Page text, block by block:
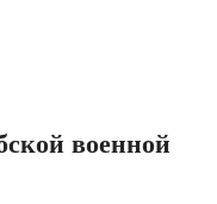
военной